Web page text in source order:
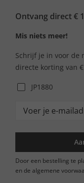
Ontvang direct €
Mis niets meer!
Schrijf je in voor de
directe korting van
JP1880
Door een bestelling te
en de algemene